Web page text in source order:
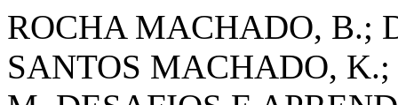
ROCHA MACHADO, B.;
SANTOS MACHADO,